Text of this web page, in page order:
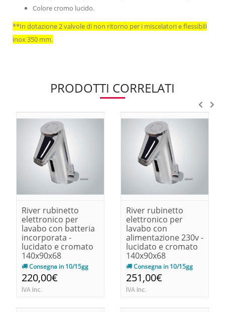
Colore cromo lucido.
**In dotazione 2 valvole di non ritorno per i miscelatori e flessibili
inox 350 mm.
PRODOTTI CORRELATI
River rubinetto
elettronico per
lavabo con batteria
incorporata -
lucidato e cromato
140x90x68
Consegna in 10/15gg
220,00€
IVA Inc.
River rubinetto
elettronico per
lavabo con
alimentazione 230v -
lucidato e cromato
140x90x68
Consegna in 10/15gg
251,00€
IVA Inc.